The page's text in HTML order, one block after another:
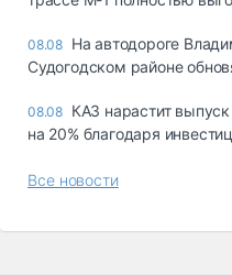
08.08 На автодороге
Судогодском районе
08.08 КАЗ нарастит
на 20% благодаря
Все новости